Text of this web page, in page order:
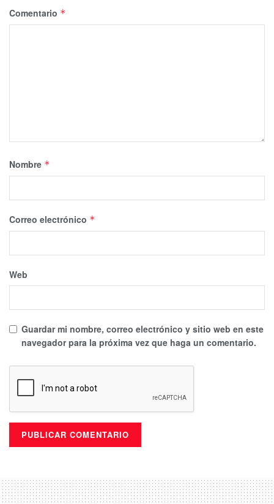
Comentario *
Nombre *
Correo electrónico *
Web
Guardar mi nombre, correo electrónico y sitio web en este
navegador para la próxima vez que haga un comentario.